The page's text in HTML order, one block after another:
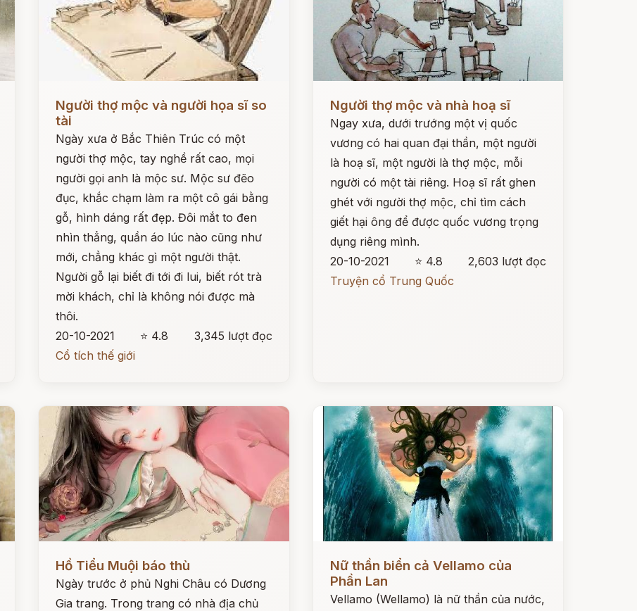
Người thợ mộc và người họa sĩ so
tài
Ngày xưa ở Bắc Thiên Trúc có một
người thợ mộc, tay nghề rất cao, mọi
người gọi anh là mộc sư. Mộc sư đẽo
đục, khắc chạm làm ra một cô gái bằng
gỗ, hình dáng rất đẹp. Đôi mắt to đen
nhìn thẳng, quần áo lúc nào cũng như
mới, chẳng khác gì một người thật.
Người gỗ lại biết đi tới đi lui, biết rót trà
mời khách, chỉ là không nói được mà
thôi.
20-10-2021
⭐ 4.8
3,345 lượt đọc
Cổ tích thế giới
Người thợ mộc và nhà hoạ sĩ
Ngay xưa, dưới trướng một vị quốc
vương có hai quan đại thần, một người
là hoạ sĩ, một người là thợ mộc, mỗi
người có một tài riêng. Hoạ sĩ rất ghen
ghét với người thợ mộc, chỉ tìm cách
giết hại ông để được quốc vương trọng
dụng riêng mình.
20-10-2021
⭐ 4.8
2,603 lượt đọc
Truyện cổ Trung Quốc
Đọc ngay
Hồ Tiểu Muội báo thù
Ngày trước ở phủ Nghi Châu có Dương
Gia trang. Trong trang có nhà địa chủ
Nữ thần biển cả Vellamo của
Phần Lan
Vellamo (Wellamo) là nữ thần của nước,